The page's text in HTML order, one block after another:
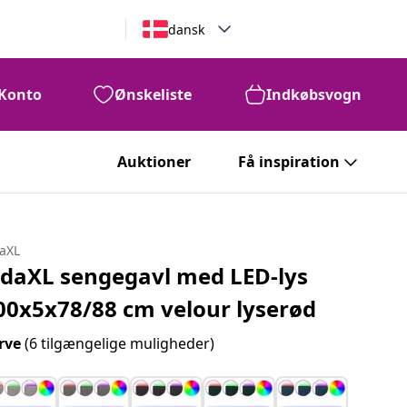
dansk
Ønskeliste Indkøbsvogn
Auktioner Få inspiration
sengegavl med LED-lys
88 cm velour lyserød
(6 tilgængelige muligheder)